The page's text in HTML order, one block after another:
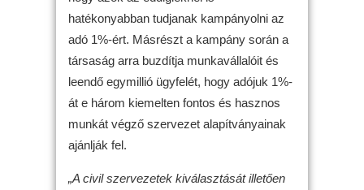
hatékonyabban tudjanak kampányolni az
adó 1%-ért. Másrészt a kampány során a
társaság arra buzdítja munkavállalóit és
leendő egymillió ügyfelét, hogy adójuk 1%-
át e három kiemelten fontos és hasznos
munkát végző szervezet alapítványainak
ajánlják fel.
„A civil szervezetek kiválasztását illetően